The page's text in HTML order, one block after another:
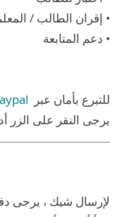
• إقران الطالب /
• دعم المتابعة
للتبرع بأمان عبر
يرجى النقر على الزر
لإرسال شيك ، يرجى